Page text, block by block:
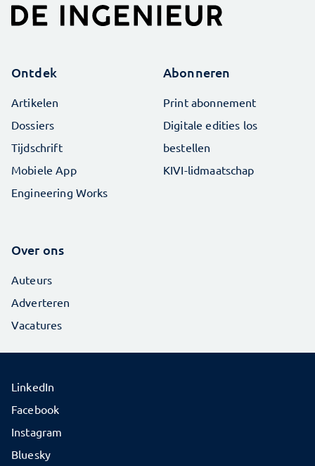
Ontdek
Artikelen
Dossiers
Tijdschrift
Mobiele App
Engineering Works
Abonneren
Print abonnement
Digitale edities los
bestellen
KIVI-lidmaatschap
Over ons
Auteurs
Adverteren
Vacatures
LinkedIn
Facebook
Instagram
Bluesky